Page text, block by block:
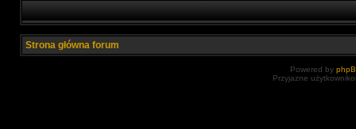
Strona główna forum
Powered by
Przyjazne